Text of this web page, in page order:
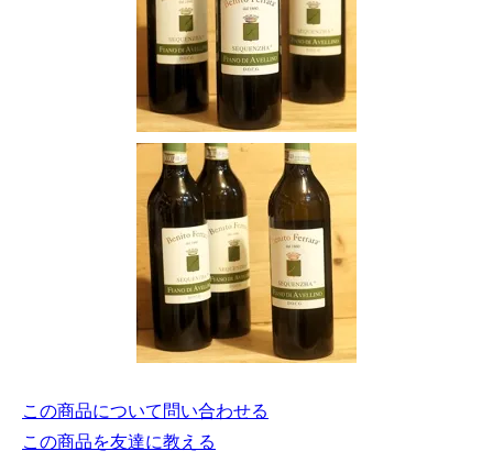
この商品について問い合わせる
この商品を友達に教える